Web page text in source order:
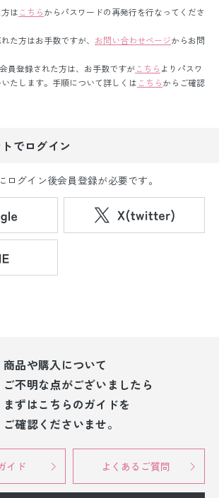
ル
ル
は こちらからパスワードの再発行を行なってくださ
た方はお手数ですが、 お問い合わせページからお問
員登録された方は、お手数ですがこちら よりパスワ
たします。手順について詳しくは こちらからご確認
でログイン
ログイン後会員登録が必要です。
商品や購入について
ご不明な点がございましたら
まずはこちらのガイドを
ご確認くださいませ。
イド よくあるご質問